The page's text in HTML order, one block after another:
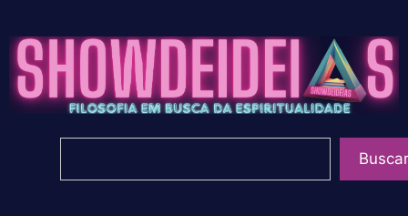
para
conteúdo
Buscar